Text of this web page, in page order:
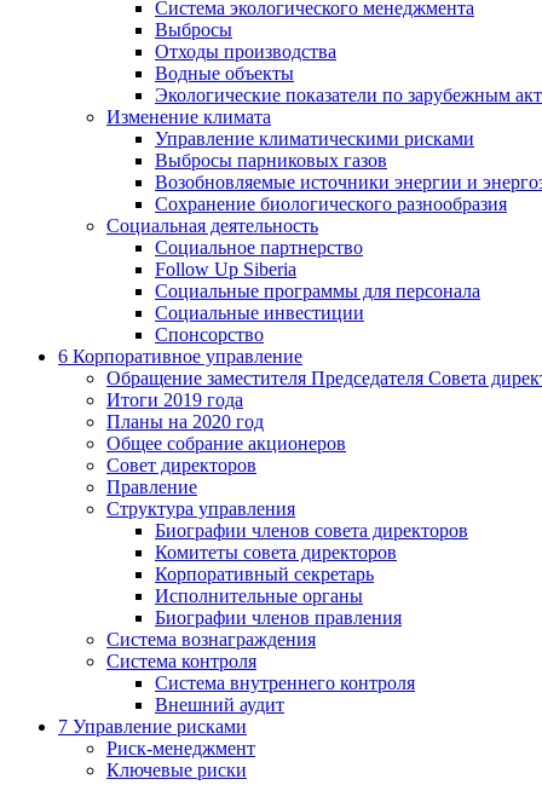
Система экологического менеджмента
Выбросы
Отходы производства
Водные объекты
Экологические показатели по зарубежным
Изменение климата
Управление климатическими рисками
Выбросы парниковых газов
Возобновляемые источники энергии и
Сохранение биологического разнообразия
Социальная деятельность
Социальное партнерство
Follow Up Siberia
Социальные программы для персонала
Социальные инвестиции
Спонсорство
6 Корпоративное управление
Обращение заместителя Председателя Совета
Итоги 2019 года
Планы на 2020 год
Общее собрание акционеров
Совет директоров
Правление
Структура управления
Биографии членов совета директоров
Комитеты совета директоров
Корпоративный секретарь
Исполнительные органы
Биографии членов правления
Система вознаграждения
Система контроля
Система внутреннего контроля
Внешний аудит
7 Управление рисками
Риск-менеджмент
Ключевые риски